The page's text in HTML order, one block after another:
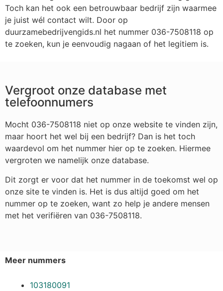
Toch kan het ook een betrouwbaar bedrijf zijn waarmee
je juist wél contact wilt. Door op
duurzamebedrijvengids.nl het nummer 036-7508118 op
te zoeken, kun je eenvoudig nagaan of het legitiem is.
Vergroot onze database met
telefoonnumers
Mocht 036-7508118 niet op onze website te vinden zijn,
maar hoort het wel bij een bedrijf? Dan is het toch
waardevol om het nummer hier op te zoeken. Hiermee
vergroten we namelijk onze database.
Dit zorgt er voor dat het nummer in de toekomst wel op
onze site te vinden is. Het is dus altijd goed om het
nummer op te zoeken, want zo help je andere mensen
met het verifiëren van 036-7508118.
Meer nummers
103180091